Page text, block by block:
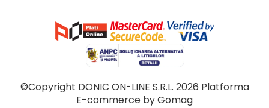
©Copyright DONIC ON-LINE S.R.L. 2026 Platforma
E-commerce by Gomag